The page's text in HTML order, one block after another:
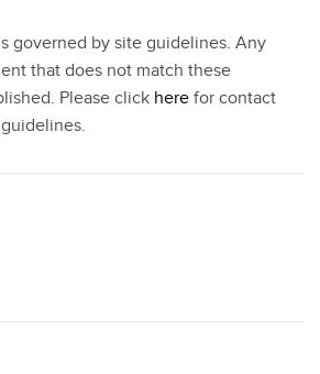
governed by site guidelines. Any
that does not match these
Please click here for contact